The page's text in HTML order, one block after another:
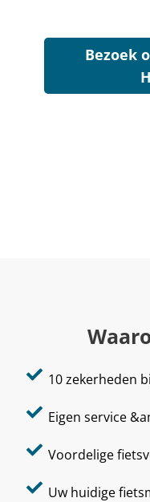
Bezoek
10 zekerheden
Eigen service
Voordelige
Uw huidige